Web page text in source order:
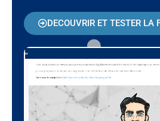
DECOUVRIR ET TESTER LA